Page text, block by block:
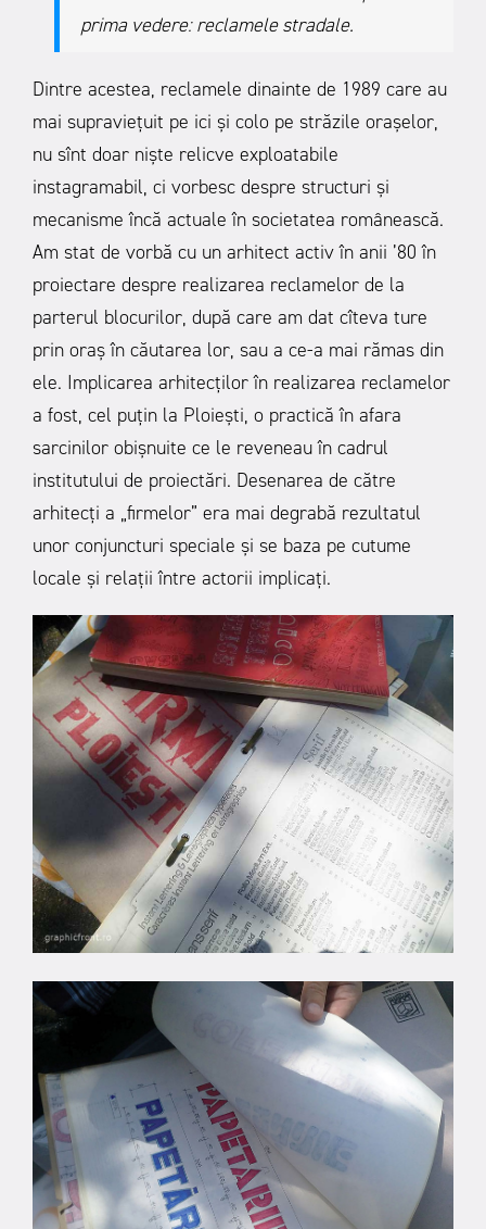
prima vedere: reclamele stradale.
Dintre acestea, reclamele dinainte de 1989 care au
mai supraviețuit pe ici și colo pe străzile orașelor,
nu sînt doar niște relicve exploatabile
instagramabil, ci vorbesc despre structuri și
mecanisme încă actuale în societatea românească.
Am stat de vorbă cu un arhitect activ în anii ’80 în
proiectare despre realizarea reclamelor de la
parterul blocurilor, după care am dat cîteva ture
prin oraș în căutarea lor, sau a ce-a mai rămas din
ele. Implicarea arhitecților în realizarea reclamelor
a fost, cel puțin la Ploiești, o practică în afara
sarcinilor obișnuite ce le reveneau în cadrul
institutului de proiectări. Desenarea de către
arhitecți a „firmelor” era mai degrabă rezultatul
unor conjuncturi speciale și se baza pe cutume
locale și relații între actorii implicați.